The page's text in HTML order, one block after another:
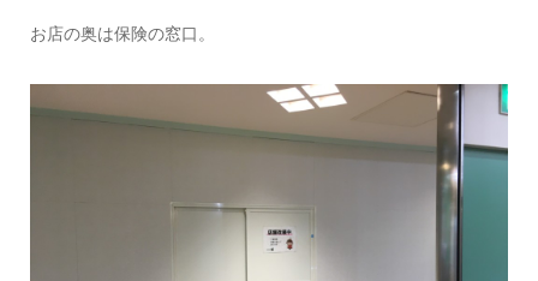
お店の奥は保険の窓口。